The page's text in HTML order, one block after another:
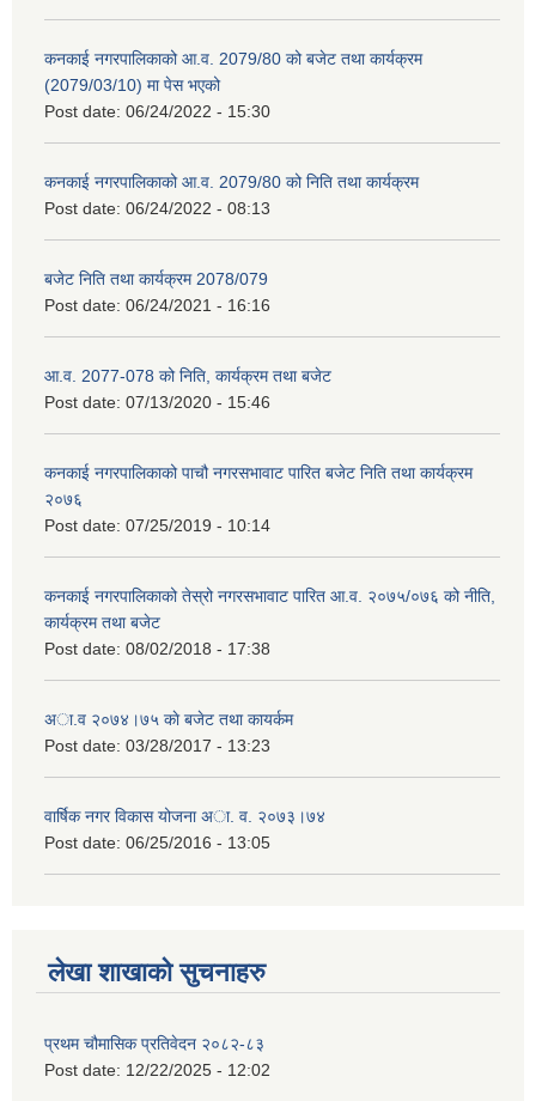
कनकाई नगरपालिकाको आ.व. 2079/80 को बजेट तथा कार्यक्रम
(2079/03/10) मा पेस भएको
Post date: 06/24/2022 - 15:30
कनकाई नगरपालिकाको आ.व. 2079/80 को निति तथा कार्यक्रम
Post date: 06/24/2022 - 08:13
बजेट निति तथा कार्यक्रम 2078/079
Post date: 06/24/2021 - 16:16
आ.व. 2077-078 को निति, कार्यक्रम तथा बजेट
Post date: 07/13/2020 - 15:46
कनकाई नगरपालिकाको पाचौ नगरसभावाट पारित बजेट निति तथा कार्यक्रम
२०७६
Post date: 07/25/2019 - 10:14
कनकाई नगरपालिकाको तेस्रो नगरसभावाट पारित आ.व. २०७५/०७६ को नीति,
कार्यक्रम तथा बजेट
Post date: 08/02/2018 - 17:38
अा.व २०७४।७५ काे बजेट तथा कायर्कम
Post date: 03/28/2017 - 13:23
वार्षिक नगर विकास योजना अा. व. २०७३।७४
Post date: 06/25/2016 - 13:05
लेखा शाखाको सुचनाहरु
प्रथम चौमासिक प्रतिवेदन २०८२-८३
Post date: 12/22/2025 - 12:02